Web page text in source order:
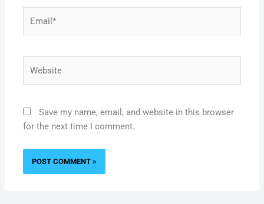
Save my name, email, and website in this browser
for the next time I comment.